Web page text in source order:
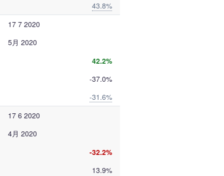
43.8%
17 7 2020
5月 2020
42.2%
-37.0%
-31.6%
17 6 2020
4月 2020
-32.2%
13.9%